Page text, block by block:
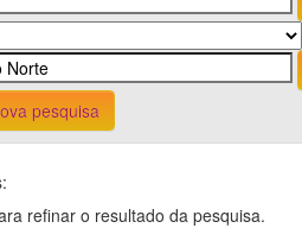
pesquisa
refinar o resultado da pesquisa.